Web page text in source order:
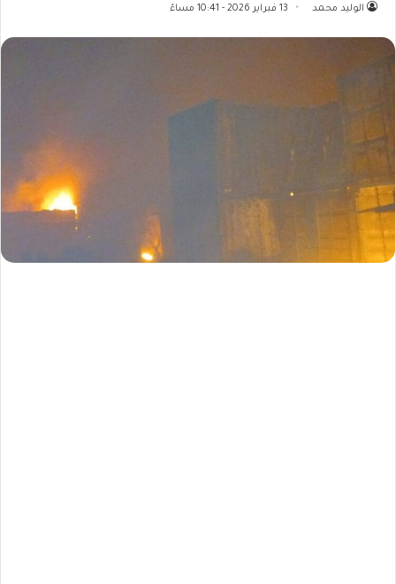
الوليد محمد 13 فبراير 2026 - 10:41 مساءً